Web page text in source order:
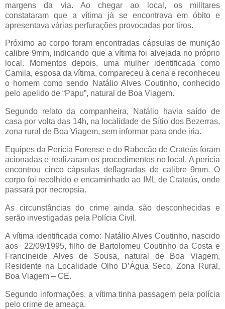
margens da via. Ao chegar ao local, os militares
constataram que a vítima já se encontrava em óbito e
apresentava várias perfurações provocadas por tiros.
Próximo ao corpo foram encontradas cápsulas de munição
calibre 9mm, indicando que a vítima foi alvejada no próprio
local. Momentos depois, uma mulher identificada como
Camila, esposa da vítima, compareceu à cena e reconheceu
o homem como sendo Natálio Alves Coutinho, conhecido
pelo apelido de “Papu”, natural de Boa Viagem.
Segundo relato da companheira, Natálio havia saído de
casa por volta das 14h, na localidade de Sítio dos Bezerras,
zona rural de Boa Viagem, sem informar para onde iria.
Equipes da Perícia Forense e do Rabecão de Crateús foram
acionadas e realizaram os procedimentos no local. A perícia
encontrou cinco cápsulas deflagradas de calibre 9mm. O
corpo foi recolhido e encaminhado ao IML de Crateús, onde
passará por necropsia.
As circunstâncias do crime ainda são desconhecidas e
serão investigadas pela Polícia Civil.
A vítima identificada como: Natálio Alves Coutinho, nascido
aos 22/09/1995, filho de Bartolomeu Coutinho da Costa e
Francineide Alves de Sousa, natural de Boa Viagem,
Residente na Localidade Olho D’Água Seco, Zona Rural,
Boa Viagem – CE.
Segundo informações, a vítima tinha passagem pela polícia
pelo crime de ameaça.